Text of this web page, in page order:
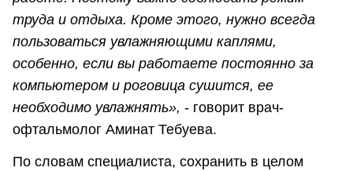
труда и отдыха. Кроме этого, нужно всегда
пользоваться увлажняющими каплями,
особенно, если вы работаете постоянно за
компьютером и роговица сушится, ее
необходимо увлажнять», - говорит врач-
офтальмолог Аминат Тебуева.
По словам специалиста, сохранить в целом